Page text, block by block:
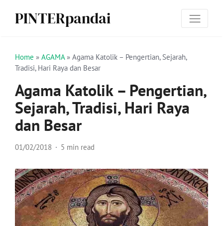
PINTERpandai
Home » AGAMA» Agama Katolik – Pengertian, Sejarah,
Tradisi, Hari Raya dan Besar
Agama Katolik – Pengertian,
Sejarah, Tradisi, Hari Raya
dan Besar
01/02/2018 5 min read